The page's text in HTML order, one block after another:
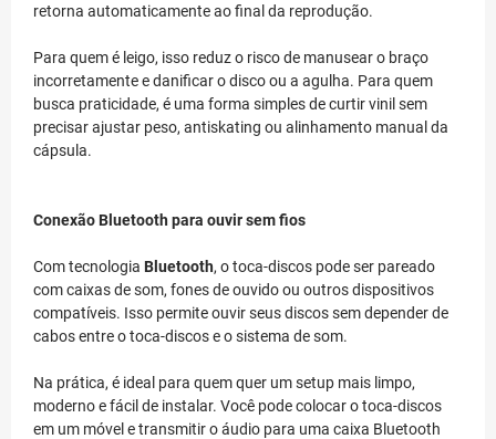
retorna automaticamente ao final da reprodução.
Para quem é leigo, isso reduz o risco de manusear o braço
incorretamente e danificar o disco ou a agulha. Para quem
busca praticidade, é uma forma simples de curtir vinil sem
precisar ajustar peso, antiskating ou alinhamento manual da
cápsula.
Conexão Bluetooth para ouvir sem fios
Com tecnologia Bluetooth, o toca-discos pode ser pareado
com caixas de som, fones de ouvido ou outros dispositivos
compatíveis. Isso permite ouvir seus discos sem depender de
cabos entre o toca-discos e o sistema de som.
Na prática, é ideal para quem quer um setup mais limpo,
moderno e fácil de instalar. Você pode colocar o toca-discos
em um móvel e transmitir o áudio para uma caixa Bluetooth